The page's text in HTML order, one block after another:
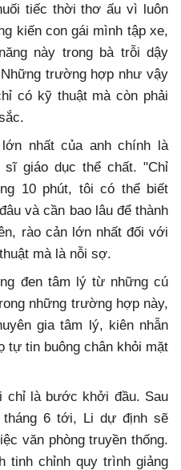
tiếc thời thơ ấu vì luôn
kiến con gái mình tập xe,
này trong bà trỗi dậy
trường hợp như vậy
có kỹ thuật mà còn phải
nhất của anh chính là
sĩ giáo dục thể chất. "Chỉ
10 phút, tôi có thể biết
và cần bao lâu để thành
rào cản lớn nhất đối với
mà là nỗi sợ.
đen tâm lý từ những cú
những trường hợp này,
gia tâm lý, kiên nhẫn
tự tin buông chân khỏi mặt
chỉ là bước khởi đầu. Sau
6 tới, Li dự định sẽ
văn phòng truyền thống.
tinh chỉnh quy trình giảng